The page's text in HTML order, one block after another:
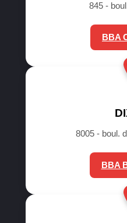
845 -
BBA
8005 - boul.
BBA